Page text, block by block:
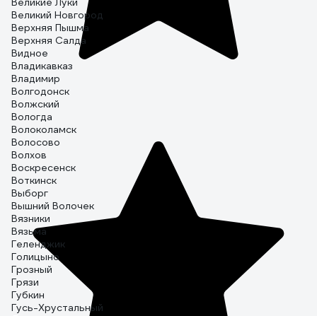
Великий Новгород
Верхняя Пышма
Верхняя Салда
Видное
Владикавказ
Владимир
Волгодонск
Волжский
Вологда
Волоколамск
Волосово
Волхов
Воскресенск
Воткинск
Выборг
Вышний Волочек
Вязники
Вязьма
Геленджик
Голицыно
Грозный
Грязи
Губкин
Гусь-Хрустальный